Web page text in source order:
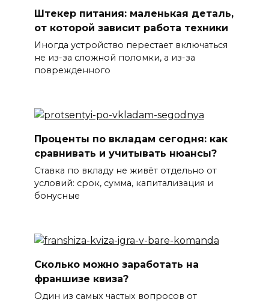
Штекер питания: маленькая деталь,
от которой зависит работа техники
Иногда устройство перестает включаться
не из-за сложной поломки, а из-за
поврежденного
Проценты по вкладам сегодня: как
сравнивать и учитывать нюансы?
Ставка по вкладу не живёт отдельно от
условий: срок, сумма, капитализация и
бонусные
Сколько можно заработать на
франшизе квиза?
Один из самых частых вопросов от